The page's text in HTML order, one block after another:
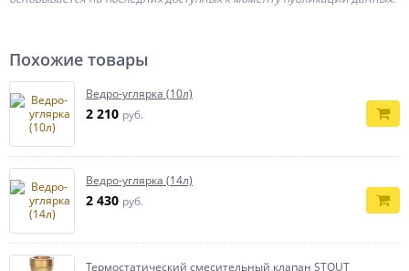
Похожие товары
Ведро-углярка (10л)
2 210 руб.
Ведро-углярка (14л)
2 430 руб.
Термостатический смесительный клапан STOUT